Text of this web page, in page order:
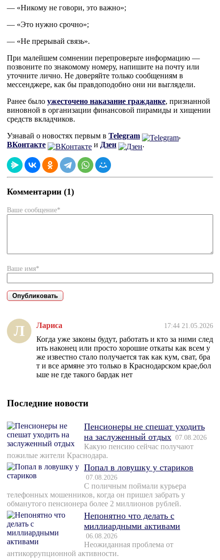
— «Никому не говори, это важно»;
— «Это нужно срочно»;
— «Не прерывай связь».
При малейшем сомнении перепроверьте информацию —
позвоните по знакомому номеру, напишите на почту или
уточните лично. Не доверяйте только сообщениям в
мессенджере, как бы правдоподобно они ни выглядели.
Ранее было ужесточено наказание гражданке, признанной
виновной в организации финансовой пирамиды и хищении
средств вкладчиков.
Узнавай о новостях первым в Telegram
,
ВКонтакте
и Дзен .
Комментарии (1)
Ваше сообщение*
Ваше имя*
Л Лариса 17:44 21.05.2026
Когда уже законы будут, работать и кто за ними след
ить наконец или просто хорошие откаты как всем у
же известно стало получается так как кум, сват, бра
т и все армяне это только в Краснодарском крае,бол
ьше не где такого бардак нет
Последние новости
Пенсионеры не спешат уходить
на заслуженный отдых 07.08.2026
Какую пенсию сейчас получают
пожилые жители Краснодара.
Попал в ловушку у стариков
07.08.2026
С поличным поймали курьера
телефонных мошенников, когда он пришел забрать у
обманутого пенсионера более 2 миллионов рублей.
Непонятно что делать с
миллиардными активами
06.08.2026
Неожиданная проблема от
антикоррупционной активности.